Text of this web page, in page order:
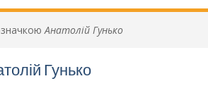
Анатолій Гунько
Гунько